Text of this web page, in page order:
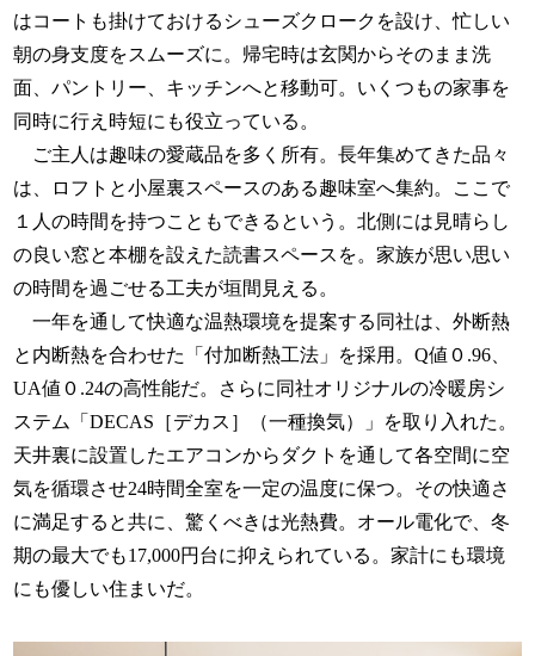
はコートも掛けておけるシューズクロークを設け、忙しい
朝の身支度をスムーズに。帰宅時は玄関からそのまま洗
面、パントリー、キッチンへと移動可。いくつもの家事を
同時に行え時短にも役立っている。
ご主人は趣味の愛蔵品を多く所有。長年集めてきた品々
は、ロフトと小屋裏スペースのある趣味室へ集約。ここで
１人の時間を持つこともできるという。北側には見晴らし
の良い窓と本棚を設えた読書スペースを。家族が思い思い
の時間を過ごせる工夫が垣間見える。
一年を通して快適な温熱環境を提案する同社は、外断熱
と内断熱を合わせた「付加断熱工法」を採用。Q値０.96、
UA値０.24の高性能だ。さらに同社オリジナルの冷暖房シ
ステム「DECAS［デカス］（一種換気）」を取り入れた。
天井裏に設置したエアコンからダクトを通して各空間に空
気を循環させ24時間全室を一定の温度に保つ。その快適さ
に満足すると共に、驚くべきは光熱費。オール電化で、冬
期の最大でも17,000円台に抑えられている。家計にも環境
にも優しい住まいだ。